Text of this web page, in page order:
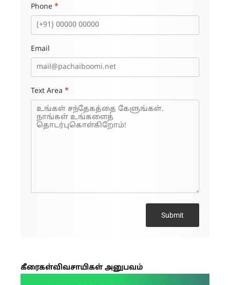
Phone *
Email
Text Area *
Submit
கீரைகள்விவசாயிகள் அனுபவம்